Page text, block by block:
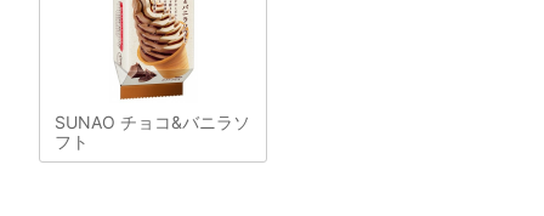
SUNAO チョコ&バニラソ
フト